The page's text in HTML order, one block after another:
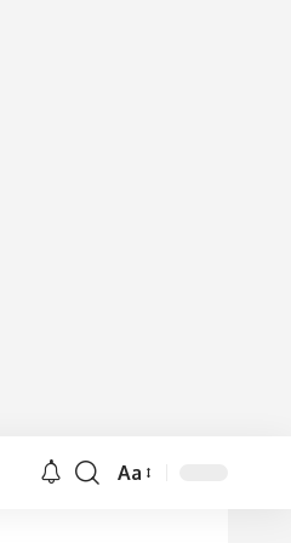
Lettergrootte
Aa